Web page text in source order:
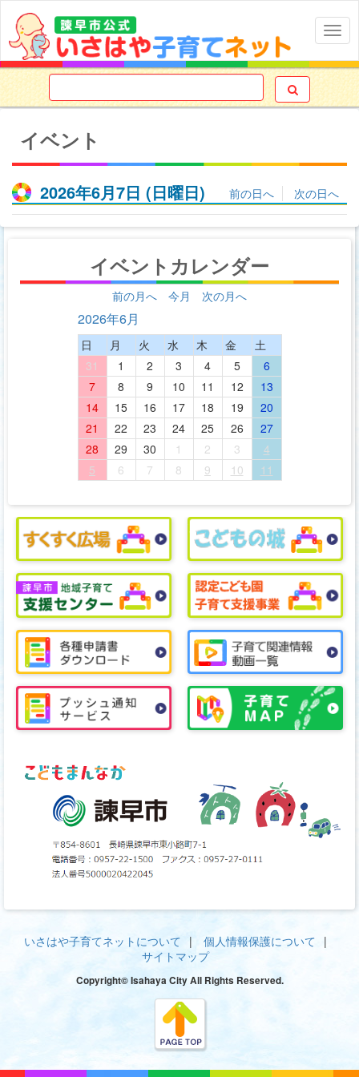

イベント
2026年6月7日 (日曜日) 前の日へ 次の日へ
イベントカレンダー
前の月へ 今月 次の月へ
2026年6月
日 月 火 水 木 金
土
31
1 2 3 4 5
6
7
8 9 10 11 12
13
14
15 16 17 18 19
20
21
22 23 24 25 26
27
28
29 30 1 2 3
4
5
6 7 8 9 10 11
いさはや子育てネットについて
個人情報保護について
サイトマップ
Copyright© Isahaya City All Rights Reserved.